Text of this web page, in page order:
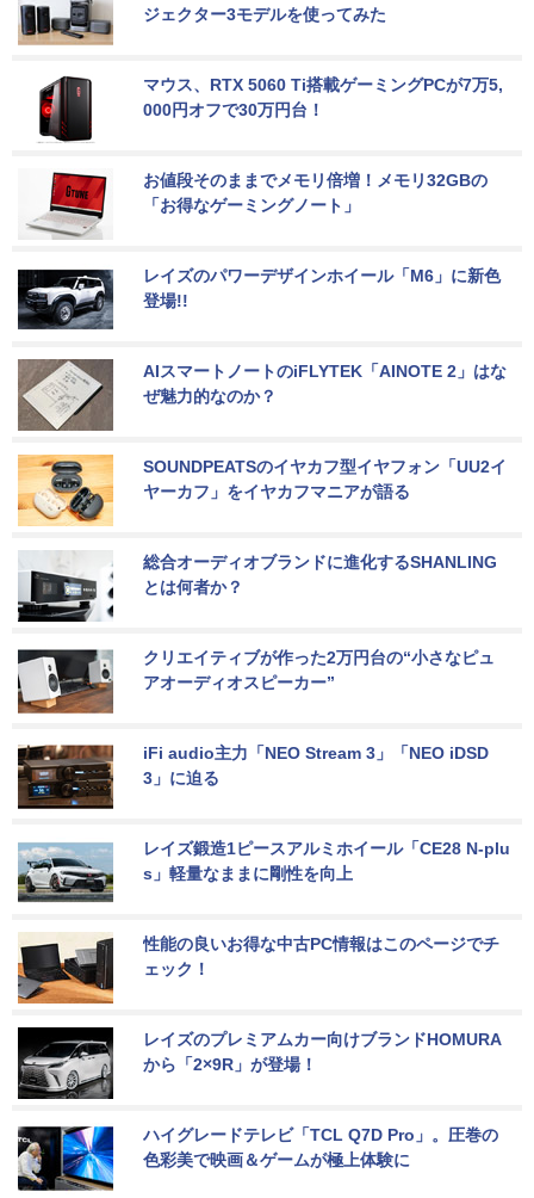
ジェクター3モデルを使ってみた
マウス、RTX 5060 Ti搭載ゲーミングPCが7万5,
000円オフで30万円台！
お値段そのままでメモリ倍増！メモリ32GBの
「お得なゲーミングノート」
レイズのパワーデザインホイール「M6」に新色
登場!!
AIスマートノートのiFLYTEK「AINOTE 2」はな
ぜ魅力的なのか？
SOUNDPEATSのイヤカフ型イヤフォン「UU2イ
ヤーカフ」をイヤカフマニアが語る
総合オーディオブランドに進化するSHANLING
とは何者か？
クリエイティブが作った2万円台の“小さなピュ
アオーディオスピーカー”
iFi audio主力「NEO Stream 3」「NEO iDSD
3」に迫る
レイズ鍛造1ピースアルミホイール「CE28 N-plu
s」軽量なままに剛性を向上
性能の良いお得な中古PC情報はこのページでチ
ェック！
レイズのプレミアムカー向けブランドHOMURA
から「2×9R」が登場！
ハイグレードテレビ「TCL Q7D Pro」。圧巻の
色彩美で映画＆ゲームが極上体験に